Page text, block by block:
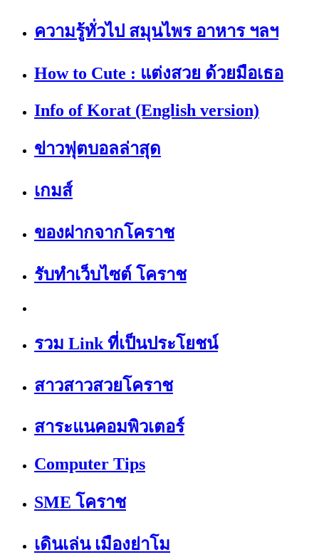
ความรู้ทั่วไป สมุนไพร อาหาร ฯลฯ
How to Cute : แต่งสวย ด้วยมือเธอ
Info of Korat (English version)
ข่าวฟุตบอลล่าสุด
เกมส์
ของฝากจากโคราช
รับทำเว็บไซต์ โคราช
รวม Link ที่เป็นประโยชน์
สาวสาวสวยโคราช
สาระแนคอมพิวเตอร์
Computer Tips
SME โคราช
เดินเล่น เมืองย่าโม